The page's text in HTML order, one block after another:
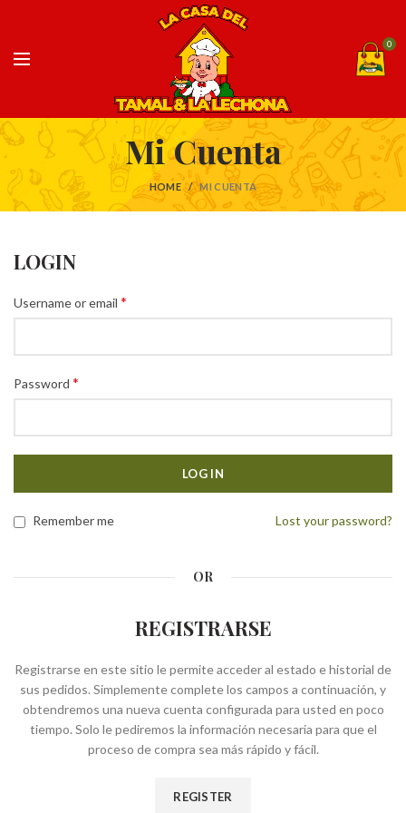
0
Mi Cuenta
HOME MI CUENTA
LOGIN
Username or email *
Password *
LOG IN
Lost your password?
Remember me
OR
REGISTRARSE
Registrarse en este sitio le permite acceder al estado e historial de
sus pedidos. Simplemente complete los campos a continuación, y
obtendremos una nueva cuenta configurada para usted en poco
tiempo. Solo le pediremos la información necesaria para que el
proceso de compra sea más rápido y fácil.
REGISTER